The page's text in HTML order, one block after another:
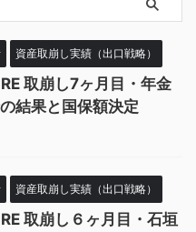
資産取崩し実績（出口戦略）
取崩し7ヶ月目・年金
結果と国保額決定
資産取崩し実績（出口戦略）
取崩し６ヶ月目・石垣